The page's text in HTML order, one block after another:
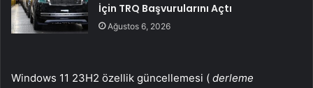
İçin TRQ Başvurularını Açtı
Ağustos 6, 2026
Windows 11 23H2 özellik güncellemesi ( derleme